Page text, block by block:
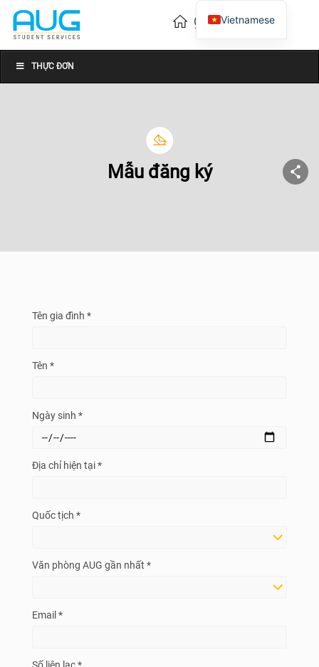
THỰC ĐƠN
Mẫu đăng ký
Tên gia đình *
Tên *
Ngày sinh *
Địa chỉ hiện tại *
Quốc tịch *
Văn phòng AUG gần nhất *
Email *
Vietnamese